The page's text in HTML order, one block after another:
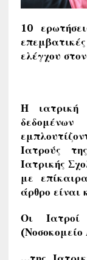
10
ελέγχου
Η ιατρική
Ιατρούς
Ιατρικής
με
άρθρο
Οι Ιατροί